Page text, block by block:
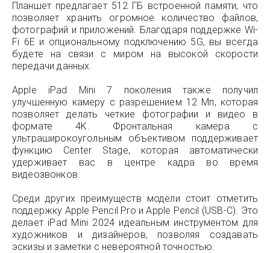
Планшет предлагает 512 ГБ встроенной памяти, что
позволяет хранить огромное количество файлов,
фотографий и приложений. Благодаря поддержке Wi-
Fi 6E и опциональному подключению 5G, вы всегда
будете на связи с миром на высокой скорости
передачи данных.
Apple iPad Mini 7 поколения также получил
улучшенную камеру с разрешением 12 Мп, которая
позволяет делать четкие фотографии и видео в
формате 4K. Фронтальная камера с
ультраширокоугольным объективом поддерживает
функцию Center Stage, которая автоматически
удерживает вас в центре кадра во время
видеозвонков.
Среди других преимуществ модели стоит отметить
поддержку Apple Pencil Pro и Apple Pencil (USB-C). Это
делает iPad Mini 2024 идеальным инструментом для
художников и дизайнеров, позволяя создавать
эскизы и заметки с невероятной точностью.